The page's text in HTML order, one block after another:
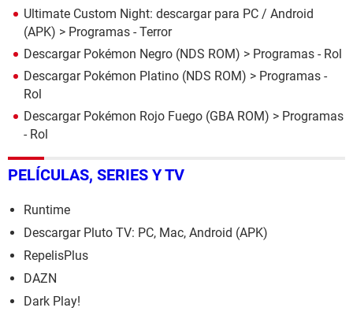
Ultimate Custom Night: descargar para PC / Android
(APK) > Programas - Terror
Descargar Pokémon Negro (NDS ROM) > Programas - Rol
Descargar Pokémon Platino (NDS ROM) > Programas -
Rol
Descargar Pokémon Rojo Fuego (GBA ROM) > Programas
- Rol
PELÍCULAS, SERIES Y TV
Runtime
Descargar Pluto TV: PC, Mac, Android (APK)
RepelisPlus
DAZN
Dark Play!